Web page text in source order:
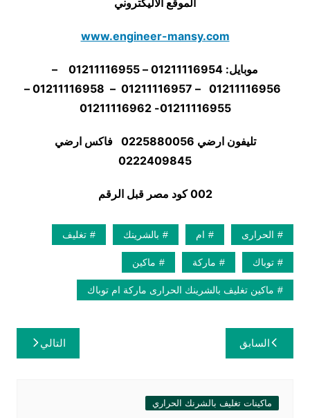
الموقع الاليكتروني
www.engineer-mansy.com
موبايل: 01211116954 – 01211116955 –
01211116956 – 01211116957 – 01211116958 –
01211116955- 01211116962
تليفون ارضي 0225880056 فاكس ارضي
0222409845
002 كود مصر قبل الرقم
الحرارى ام بالشرينك تغليف
توباك ماركة ماكين
ماكين تغليف بالشرينك الحرارى ماركة ام توباك
تصفّح
المقالات
السابق التالي
ماكينات تغليف بالشرنك الحراري